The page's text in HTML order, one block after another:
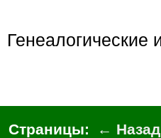
генеалогические источники - мне не нужны, но кому-
Страницы: ← Назад